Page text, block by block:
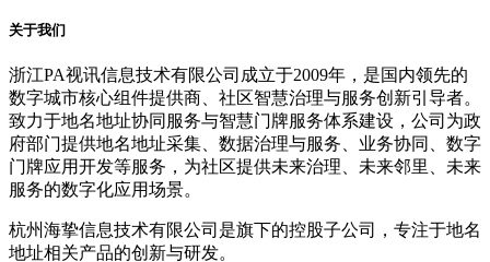
关于我们
浙江PA视讯信息技术有限公司成立于2009年，是国内领先的
数字城市核心组件提供商、社区智慧治理与服务创新引导者。
致力于地名地址协同服务与智慧门牌服务体系建设，公司为政
府部门提供地名地址采集、数据治理与服务、业务协同、数字
门牌应用开发等服务，为社区提供未来治理、未来邻里、未来
服务的数字化应用场景。
杭州海挚信息技术有限公司是旗下的控股子公司，专注于地名
地址相关产品的创新与研发。